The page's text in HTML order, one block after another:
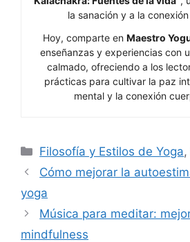
la sanación y a la
Hoy, comparte en Maestro
enseñanzas y experiencias con
calmado, ofreciendo a los
prácticas para cultivar la paz
mental y la conexión
Categorías
Filosofía y Estilos de Yoga,
Cómo mejorar la
yoga
Música para meditar:
mindfulness